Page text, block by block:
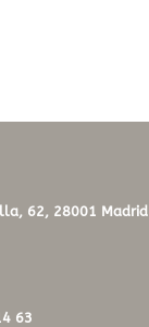
62, 28001 Madrid
63